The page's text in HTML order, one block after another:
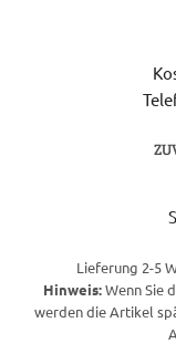
Lieferung 2-5
Hinweis:Wenn Sie
werden die Artikel